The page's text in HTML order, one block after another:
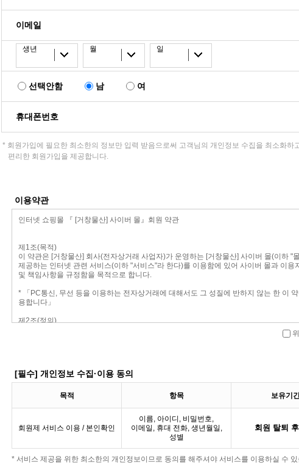
이메일
생년 월 일
선택안함 남 여
휴대폰번호
* 회원가입에 필요한 최소한의 정보만 입력 받음으로써 고객님의 개인정보 수집을 최소화하
편리한 회원가입을 제공합니다.
이용약관
[필수] 개인정보 수집·이용 동의
목적 항목 보유기
회원제 서비스 이용 / 본인확인
이름, 아이디, 비밀번호,
이메일, 휴대 전화, 생년월일,
성별
회원 탈퇴
* 서비스 제공을 위한 최소한의 개인정보이므로 동의를 해주셔야 서비스를 이용하실 수